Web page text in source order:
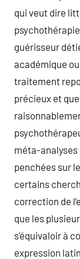
qui veut dire
guérisseur
académique
traitement
précieux et
méta-
penchées sur
certains
correction de
que les
s’équivaloir à
expression